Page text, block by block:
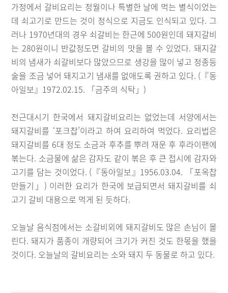
가정에서 갈비요리는 정월이나 특별한 날에 먹는 별식이었는
데 쇠고기로 만드는 것이 정식으로 지금도 인식되고 있다. 그
러나 1970년대의 경우 쇠갈비는 한근에 500원인데 돼지갈비
는 280원이니 반값정도면 갈비의 맛을 볼 수 있었다. 돼지갈
비의 냄새가 쇠갈비보다 많았으므로 생강을 많이 넣고 정종등
술을 조금 넣어 돼지고기 냄새를 없애도록 권하고 있다. (『동
아일보』1972.02.15. 「금주의 식탁」)
전근대시기 한국에서 돼지갈비요리는 없었는데 서양에서는
돼지갈비를 ‘포크찹’이라고 하여 요리하여 먹었다. 요리법은
돼지갈비를 6대 정도 소금과 후추를 뿌려 재운 후 후라이팬에
볶는다. 소금물에 삶은 감자도 같이 볶은 후 큰 접시에 감자와
고기를 담는 것이었다. (『동아일보』1956.03.04. 「포옥찹
만들기」) 이러한 요리가 한국에 보급되면서 돼지갈비를 쇠
고기 갈비 대용으로 먹게 된 듯하다.
오늘날 음식점에서는 소갈비외에 돼지갈비도 많은 손님이 몰
린다. 돼지가 품종이 개량되어 크기가 커진 것도 한몫을 했을
것이다. 오늘날의 갈비요리는 소와 돼지 두 동물로 하고 있다.